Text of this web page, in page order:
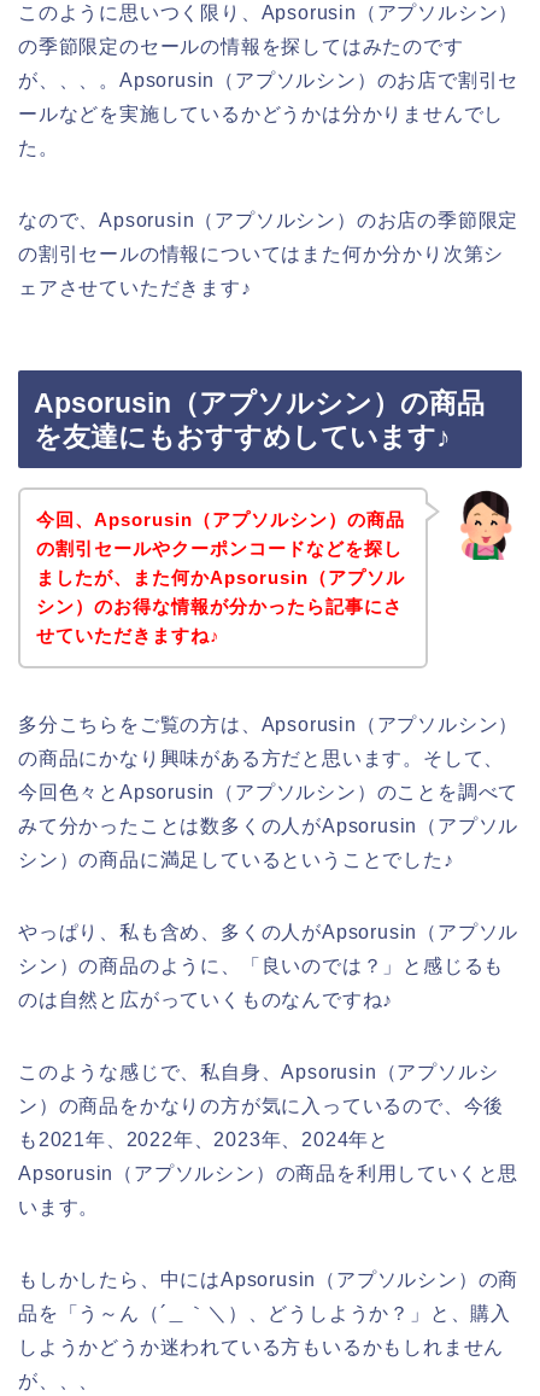
このように思いつく限り、Apsorusin（アプソルシン）
の季節限定のセールの情報を探してはみたのです
が、、、。Apsorusin（アプソルシン）のお店で割引セ
ールなどを実施しているかどうかは分かりませんでし
た。
なので、Apsorusin（アプソルシン）のお店の季節限定
の割引セールの情報についてはまた何か分かり次第シ
ェアさせていただきます♪
Apsorusin（アプソルシン）の商品
を友達にもおすすめしています♪
今回、Apsorusin（アプソルシン）の商品
の割引セールやクーポンコードなどを探し
ましたが、また何かApsorusin（アプソル
シン）のお得な情報が分かったら記事にさ
せていただきますね♪
多分こちらをご覧の方は、Apsorusin（アプソルシン）
の商品にかなり興味がある方だと思います。そして、
今回色々とApsorusin（アプソルシン）のことを調べて
みて分かったことは数多くの人がApsorusin（アプソル
シン）の商品に満足しているということでした♪
やっぱり、私も含め、多くの人がApsorusin（アプソル
シン）の商品のように、「良いのでは？」と感じるも
のは自然と広がっていくものなんですね♪
このような感じで、私自身、Apsorusin（アプソルシ
ン）の商品をかなりの方が気に入っているので、今後
も2021年、2022年、2023年、2024年と
Apsorusin（アプソルシン）の商品を利用していくと思
います。
もしかしたら、中にはApsorusin（アプソルシン）の商
品を「う～ん（´＿｀＼）、どうしようか？」と、購入
しようかどうか迷われている方もいるかもしれません
が、、、